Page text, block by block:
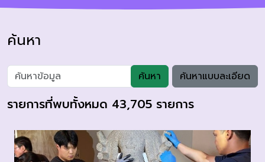
ค้นหา
ค้นหา ค้นหาแบบละเอียด
รายการที่พบทั้งหมด 43,705 รายการ